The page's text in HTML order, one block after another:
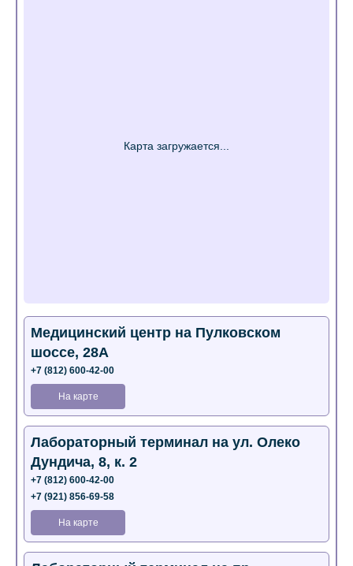
Медицинский центр на Пулковском
шоссе, 28А
+7 (812) 600-42-00
На карте
Лабораторный терминал на ул. Олеко
Дундича, 8, к. 2
+7 (812) 600-42-00
+7 (921) 856-69-58
На карте